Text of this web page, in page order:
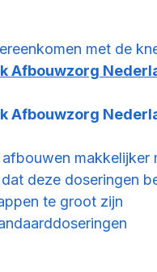
met de
Afbouwzorg
Afbouwzorg
makkelijker
deze doseringen
te groot zijn